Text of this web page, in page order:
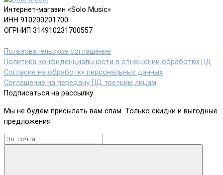
Интернет-магазин «Solo Music»
ИНН 910200201700
ОГРНИП 314910231700557
Пользовательское соглашение
Политика конфиденциальности в отношении обработки ПД
Согласие на обработку персональных данных
Соглашение на передачу ПД третьим лицам
Подписаться на рассылку
Мы не будем присылать вам спам. Только скидки и выгодные
предложения